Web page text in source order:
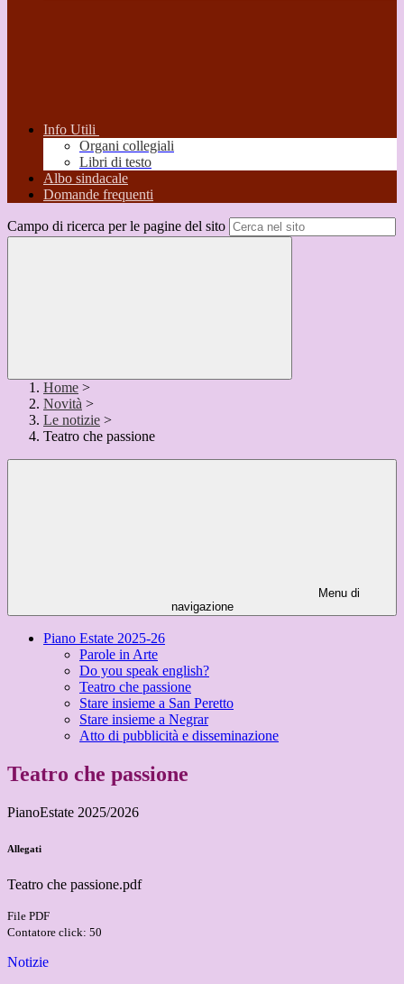
Info Utili
Organi collegiali
Libri di testo
Albo sindacale
Domande frequenti
Campo di ricerca per le pagine del sito
Home >
Novità >
Le notizie >
Teatro che passione
Menu di
navigazione
Piano Estate 2025-26
Parole in Arte
Do you speak english?
Teatro che passione
Stare insieme a San Peretto
Stare insieme a Negrar
Atto di pubblicità e disseminazione
Teatro che passione
PianoEstate 2025/2026
Allegati
Teatro che passione.pdf
File PDF
Contatore click: 50
Notizie